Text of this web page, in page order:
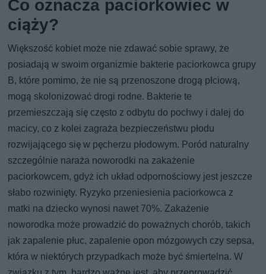
Co oznacza paciorkowiec w
ciąży?
Większość kobiet może nie zdawać sobie sprawy, że
posiadają w swoim organizmie bakterie paciorkowca grupy
B, które pomimo, że nie są przenoszone drogą płciową,
mogą skolonizować drogi rodne. Bakterie te
przemieszczają się często z odbytu do pochwy i dalej do
macicy, co z kolei zagraża bezpieczeństwu płodu
rozwijającego się w pęcherzu płodowym. Poród naturalny
szczególnie naraża noworodki na zakażenie
paciorkowcem, gdyż ich układ odpornościowy jest jeszcze
słabo rozwinięty. Ryzyko przeniesienia paciorkowca z
matki na dziecko wynosi nawet 70%. Zakażenie
noworodka może prowadzić do poważnych chorób, takich
jak zapalenie płuc, zapalenie opon mózgowych czy sepsa,
która w niektórych przypadkach może być śmiertelna. W